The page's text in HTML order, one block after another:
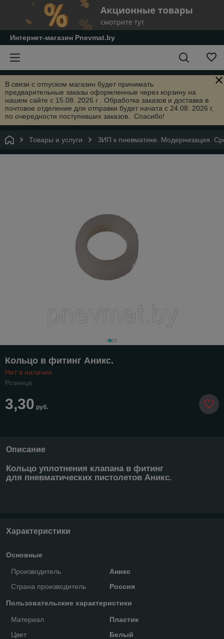
Интернет-магазин Pnevmat.by
В связи с отпуском магазин будет принимать
предварительные заказы оформленные через корзину на
нашем сайте с 15.08. 2026 г . Обработка заказов и доставка в
почтовое отделение для отправки будет начата с 24.08. 2026 г,
по очередности поступивших заказов. Спасибо!
Товары и услуги ЗИП к пневматике. Модернизация.
Кольцо в фитинг Аникс.
Нет в наличии
Розница
3,30 руб.
Описание
Кольцо уплотнения клапана в фитинг
для пневматических пистолетов Аникс.
Характеристики
Основные
Производитель
Аникс
Страна производитель
Россия
Пользовательские характеристики
Материал
Пластик
Цвет
Белый